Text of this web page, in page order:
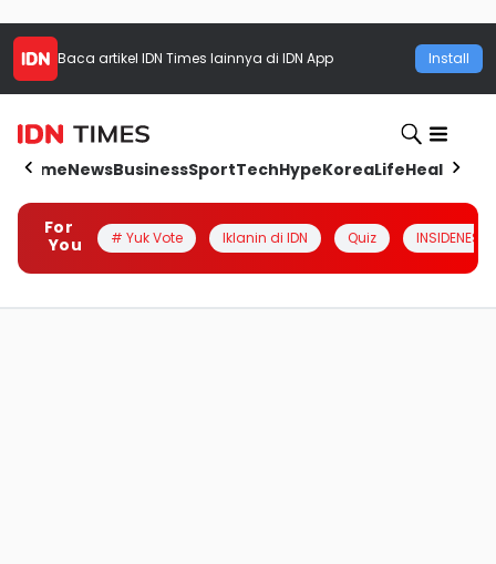
Baca artikel IDN Times lainnya di IDN App Install
HomeNewsBusinessSportTechHypeKoreaLifeHealth
For
You
# Yuk Vote Iklanin di IDN Quiz INSIDENESIA